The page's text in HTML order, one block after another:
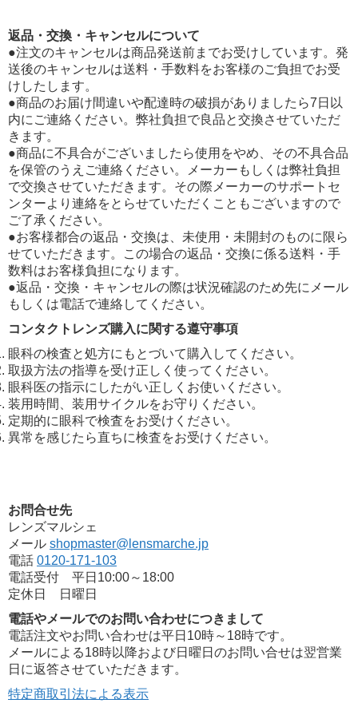
返品・交換・キャンセルについて
●注文のキャンセルは商品発送前までお受けしています。発
送後のキャンセルは送料・手数料をお客様のご負担でお受
けしたします。
●商品のお届け間違いや配達時の破損がありましたら7日以
内にご連絡ください。弊社負担で良品と交換させていただ
きます。
●商品に不具合がございましたら使用をやめ、その不具合品
を保管のうえご連絡ください。メーカーもしくは弊社負担
で交換させていただきます。その際メーカーのサポートセ
ンターより連絡をとらせていただくこともございますので
ご了承ください。
●お客様都合の返品・交換は、未使用・未開封のものに限ら
せていただきます。この場合の返品・交換に係る送料・手
数料はお客様負担になります。
●返品・交換・キャンセルの際は状況確認のため先にメール
もしくは電話で連絡してください。
コンタクトレンズ購入に関する遵守事項
眼科の検査と処方にもとづいて購入してください。
取扱方法の指導を受け正しく使ってください。
眼科医の指示にしたがい正しくお使いください。
装用時間、装用サイクルをお守りください。
定期的に眼科で検査をお受けください。
異常を感じたら直ちに検査をお受けください。
お問合せ先
レンズマルシェ
メール shopmaster@lensmarche.jp
電話 0120-171-103
電話受付 平日10:00～18:00
定休日 日曜日
電話やメールでのお問い合わせにつきまして
電話注文やお問い合わせは平日10時～18時です。
メールによる18時以降および日曜日のお問い合せは翌営業
日に返答させていただきます。
特定商取引法による表示